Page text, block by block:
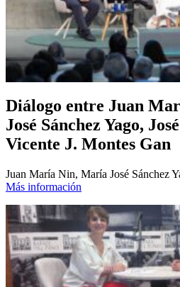
Diálogo entre Juan
José Sánchez Yago,
Vicente J. Montes Gan
Juan María Nin, María José Sánchez
Más información